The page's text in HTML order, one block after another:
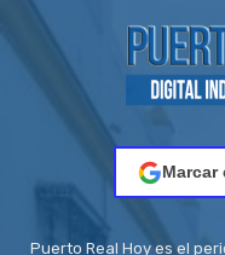
Marcar
Puerto Real Hoy es el